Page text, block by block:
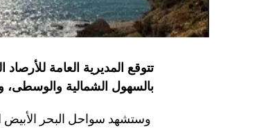
تتوقع المديرية العامة
بالسهول الشمالية والوسطى،
وستشهد سواحل البحر